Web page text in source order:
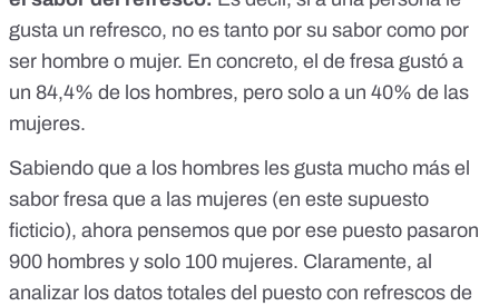
gusta un refresco, no es tanto por su sabor como por
ser hombre o mujer. En concreto, el de fresa gustó a
un 84,4% de los hombres, pero solo a un 40% de las
mujeres.
Sabiendo que a los hombres les gusta mucho más el
sabor fresa que a las mujeres (en este supuesto
ficticio), ahora pensemos que por ese puesto pasaron
900 hombres y solo 100 mujeres. Claramente, al
analizar los datos totales del puesto con refrescos de